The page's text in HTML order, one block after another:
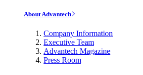
About Advantech
Company Information
Executive Team
Advantech Magazine
Press Room